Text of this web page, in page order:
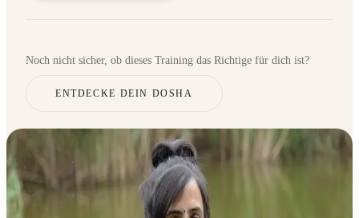
Noch nicht sicher, ob dieses Training das Richtige für dich ist?
ENTDECKE DEIN DOSHA